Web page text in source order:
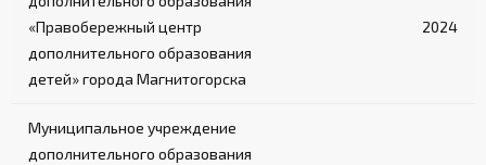
«Правобережный центр
дополнительного образования
детей» города Магнитогорска
2024
Муниципальное учреждение
дополнительного образования